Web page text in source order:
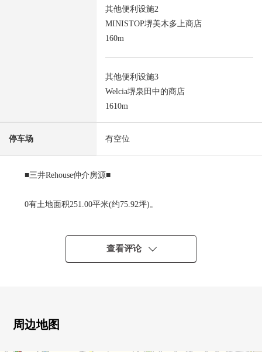
其他便利设施2
MINISTOP堺美木多上商店
160m
其他便利设施3
Welcia堺泉田中的商店
1610m
停车场 有空位
■三井Rehouse仲介房源■
0有土地面积251.00平米(约75.92坪)。
0比南海公交站"山户"步行5分钟。
0因为L字型的阳台面向东南的所以光照良好。
查看评论
周边地图